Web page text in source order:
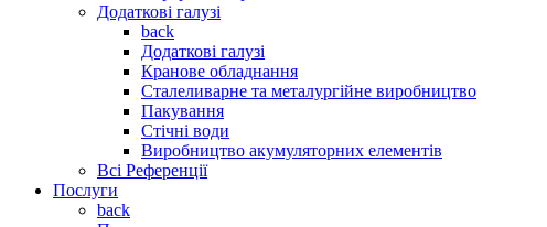
Додаткові галузі
back
Додаткові галузі
Кранове обладнання
Сталеливарне та металургійне виробництво
Пакування
Стічні води
Виробництво акумуляторних елементів
Всі Референції
Послуги
back